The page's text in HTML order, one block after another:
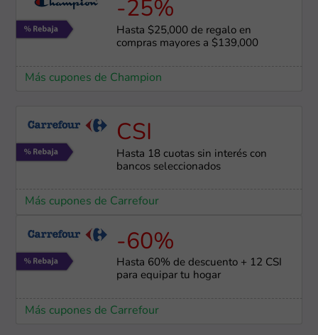
-25%
Hasta $25,000 de regalo en
compras mayores a $139,000
Más cupones de Champion
CSI
Hasta 18 cuotas sin interés con
bancos seleccionados
Más cupones de Carrefour
-60%
Hasta 60% de descuento + 12 CSI
para equipar tu hogar
Más cupones de Carrefour